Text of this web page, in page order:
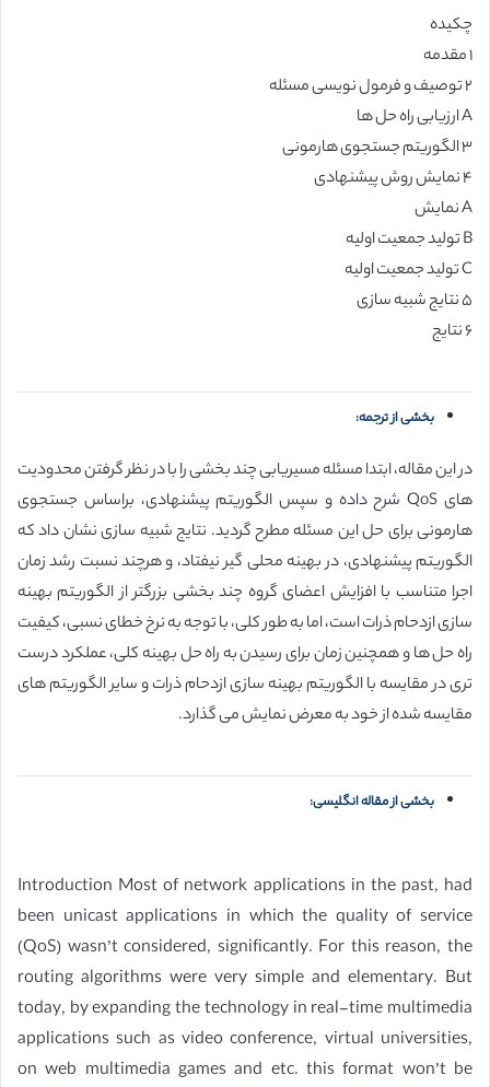
چکیده
۱ مقدمه
۲ توصیف و فرمول نویسی مسئله
A ارزیابی راه حل ها
۳ الگوریتم جستجوی هارمونی
۴ نمایش روش پیشنهادی
A نمایش
B تولید جمعیت اولیه
C تولید جمعیت اولیه
۵ نتایج شبیه سازی
۶ نتایج
بخشی از ترجمه:
در این مقاله، ابتدا مسئله مسیریابی چند بخشی را با در نظر گرفتن محدودیت
های QoS شرح داده و سپس الگوریتم پیشنهادی، براساس جستجوی
هارمونی برای حل این مسئله مطرح گردید. نتایج شبیه سازی نشان داد که
الگوریتم پیشنهادی، در بهینه محلی گیر نیفتاد، و هرچند نسبت رشد زمان
اجرا متناسب با افزایش اعضای گروه چند بخشی بزرگتر از الگوریتم بهینه
سازی ازدحام ذرات است، اما به طور کلی، با توجه به نرخ خطای نسبی، کیفیت
راه حل ها و همچنین زمان برای رسیدن به راه حل بهینه کلی، عملکرد درست
تری در مقایسه با الگوریتم بهینه سازی ازدحام ذرات و سایر الگوریتم های
مقایسه شده از خود به معرض نمایش می گذارد.
بخشی از مقاله انگلیسی:
Introduction Most of network applications in the past, had
been unicast applications in which the quality of service
(QoS) wasn’t considered, significantly. For this reason, the
routing algorithms were very simple and elementary. But
today, by expanding the technology in real-time multimedia
applications such as video conference, virtual universities,
on web multimedia games and etc. this format won’t be